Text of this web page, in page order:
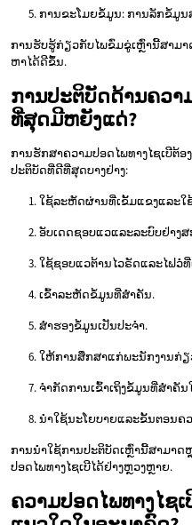
ການຂະໂມຍຂໍ້ມູນ: ການລັກຂໍ້ມູນ
ການຮັບຮູ້ກ່ຽວກັບໄພຂົ່ມຂູ່ເຫຼົ່ານີ້ສາມ
ຫາໄດ້ດີຂຶ້ນ.
ການປະຕິບັດດ້ານຄວາ
ທີ່ສຸດມີຫຍັງແດ່?
ການຮັກສາຄວາມປອດໄພທາງໄຊເບີຕ້
ປະຕິບັດທີ່ດີທີ່ສຸດບາງຢ່າງ:
ໃຊ້ລະຫັດຜ່ານທີ່ເຂັ້ມແຂງແລະ
ອັບເດດຊອບແວແລະລະບົບຢ່າງ
ໃຊ້ຊອບແວຕ້ານໄວຣັດແລະໄຟວໍທີ່
ເຂົ້າລະຫັດຂໍ້ມູນທີ່ສຳຄັນ.
ສຳຮອງຂໍ້ມູນເປັນປະຈຳ.
ໃຫ້ການສຶກສາແກ່ພະນັກງານກ່ຽ
ຈຳກັດການເຂົ້າເຖິງຂໍ້ມູນທີ່ສຳຄັ
ນຳໃຊ້ນະໂຍບາຍແລະຂັ້ນຕອນຄ
ການນຳໃຊ້ການປະຕິບັດເຫຼົ່ານີ້ສາມາ
ປອດໄພທາງໄຊເບີໄດ້ຢ່າງຫຼວງຫຼາຍ.
ຄວາມປອດໄພທາງໄຊ